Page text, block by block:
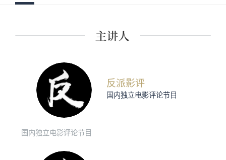
反派影评
国内独立电影评论节目
国内独立电影评论节目